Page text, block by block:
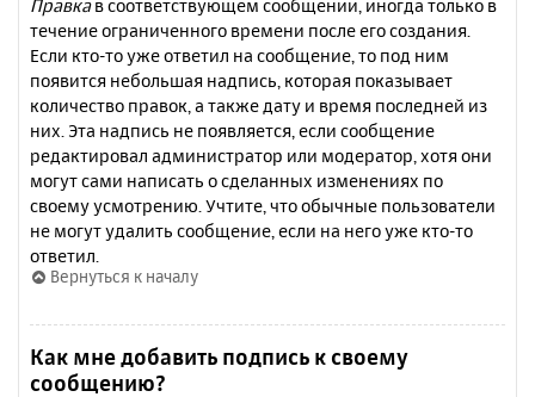
Правкав соответствующем сообщении, иногда только в
течение ограниченного времени после его создания.
Если кто-то уже ответил на сообщение, то под ним
появится небольшая надпись, которая показывает
количество правок, а также дату и время последней из
них. Эта надпись не появляется, если сообщение
редактировал администратор или модератор, хотя они
могут сами написать о сделанных изменениях по
своему усмотрению. Учтите, что обычные пользователи
не могут удалить сообщение, если на него уже кто-то
ответил.
Вернуться к началу
Как мне добавить подпись к своему
сообщению?